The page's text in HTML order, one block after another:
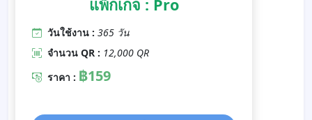
แพ็กเกจ : Pro
วันใช้งาน : 365 วัน
จำนวน QR : 12,000 QR
ราคา : ฿159